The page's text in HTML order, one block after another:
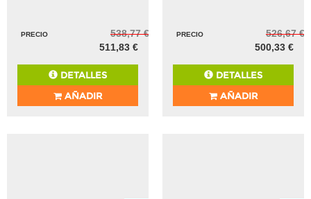
PRECIO
538,77 €
511,83 €
DETALLES
AÑADIR
PRECIO
526,67 €
500,33 €
DETALLES
AÑADIR